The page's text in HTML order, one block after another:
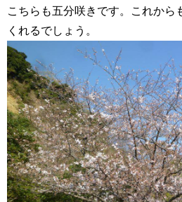
こちらも五分咲きです。これから
くれるでしょう。